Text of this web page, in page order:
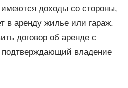
доходы со стороны,
в аренду жилье или гараж.
договор об аренде с
владение